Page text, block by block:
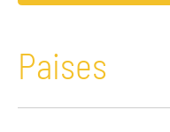
Paises